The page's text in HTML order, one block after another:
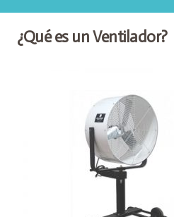
¿Qué es un Ventilador?